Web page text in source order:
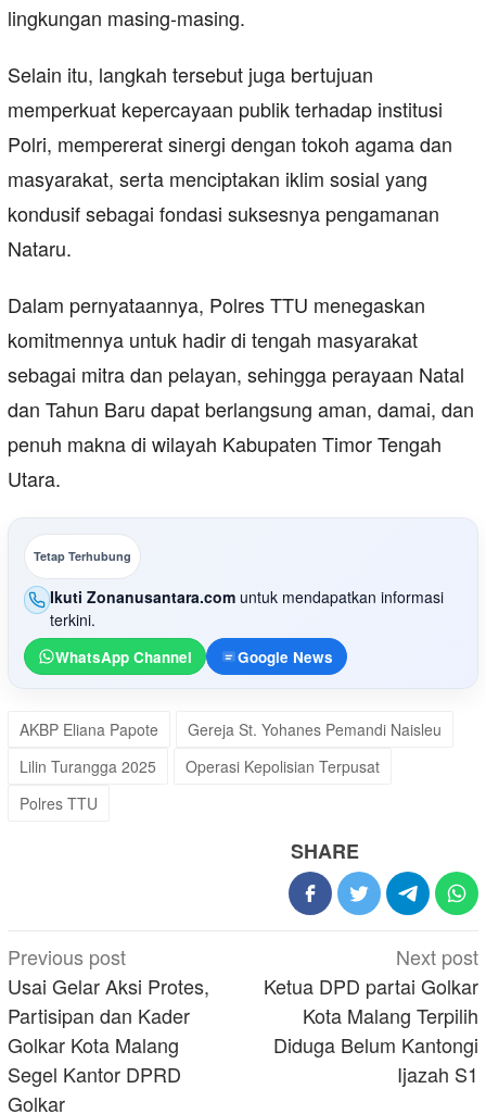
lingkungan masing-masing.
Selain itu, langkah tersebut juga bertujuan
memperkuat kepercayaan publik terhadap institusi
Polri, mempererat sinergi dengan tokoh agama dan
masyarakat, serta menciptakan iklim sosial yang
kondusif sebagai fondasi suksesnya pengamanan
Nataru.
Dalam pernyataannya, Polres TTU menegaskan
komitmennya untuk hadir di tengah masyarakat
sebagai mitra dan pelayan, sehingga perayaan Natal
dan Tahun Baru dapat berlangsung aman, damai, dan
penuh makna di wilayah Kabupaten Timor Tengah
Utara.
Tetap Terhubung
Ikuti Zonanusantara.com untuk mendapatkan informasi
terkini.
WhatsApp Channel Google News
AKBP Eliana Papote
Gereja St. Yohanes Pemandi Naisleu
Lilin Turangga 2025
Operasi Kepolisian Terpusat
Polres TTU
SHARE
Post
navigation
Previous post
Usai Gelar Aksi Protes,
Partisipan dan Kader
Golkar Kota Malang
Segel Kantor DPRD
Golkar
Next post
Ketua DPD partai Golkar
Kota Malang Terpilih
Diduga Belum Kantongi
Ijazah S1